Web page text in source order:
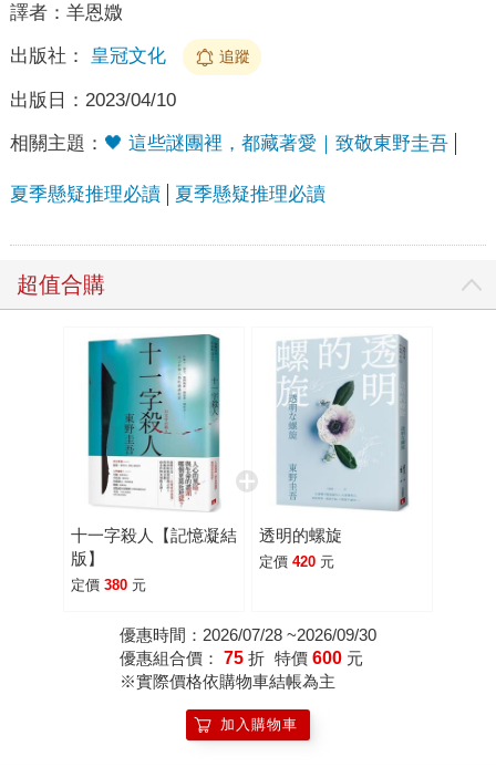
譯者： 羊恩媺
出版社： 皇冠文化 追蹤
出版日： 2023/04/10
相關主題： 🖤 這些謎團裡，都藏著愛｜致敬東野圭吾
夏季懸疑推理必讀 夏季懸疑推理必讀
超值合購
十一字殺人【記憶凝結
版】
定價 380 元
透明的螺旋
定價 420 元
優惠時間：2026/07/28 ~2026/09/30
優惠組合價： 75 折 特價 600 元
※實際價格依購物車結帳為主
加入購物車